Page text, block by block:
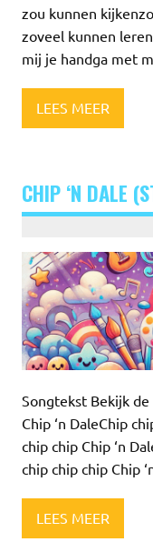
zou kunnen
zoveel kunnen
mij je handga met
LEES MEER
CHIP ‘N DALE
Songtekst Bekijk
Chip ‘n DaleChip
chip chip Chip ‘n
chip chip chip Chip
LEES MEER